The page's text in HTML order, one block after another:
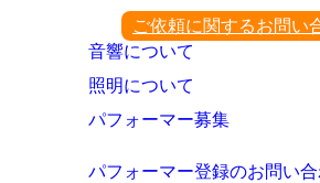
ご依頼に関するお問い
音響について
照明について
パフォーマー募集
パフォーマー登録のお問い